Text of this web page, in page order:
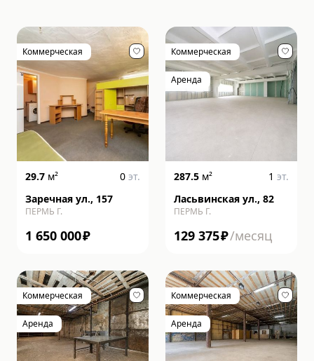
Коммерческая
29.7 м² 0 эт.
Заречная ул., 157
ПЕРМЬ Г.
1 650 000₽
Коммерческая
Аренда
287.5 м² 1 эт.
Ласьвинская ул., 82
ПЕРМЬ Г.
129 375₽/месяц
Коммерческая
Аренда
Коммерческая
Аренда